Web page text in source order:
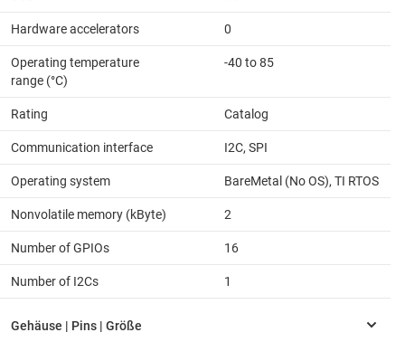
Hardware accelerators 0
Operating temperature
range (°C)
-40 to 85
Rating Catalog
Communication interface I2C, SPI
Operating system BareMetal (No OS), TI RTOS
Nonvolatile memory (kByte) 2
Number of GPIOs 16
Number of I2Cs 1